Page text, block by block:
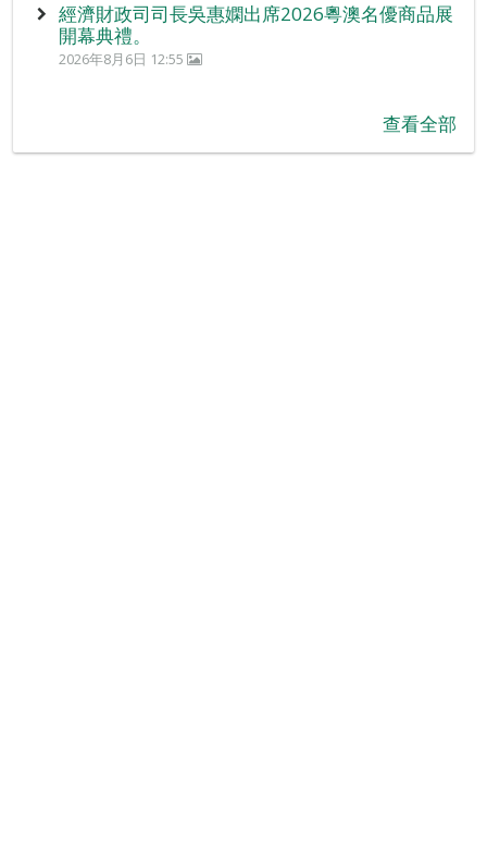
經濟財政司司長吳惠嫻出席2026粵澳名優商品展
開幕典禮。
2026年8月6日 12:55
查看全部